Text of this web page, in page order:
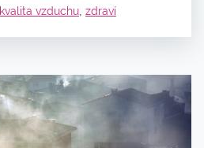
kvalita vzduchu, zdraví